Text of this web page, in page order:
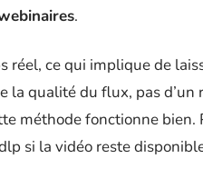
.
réel, ce qui implique de
qualité du flux, pas d’un
méthode fonctionne bien.
si la vidéo reste